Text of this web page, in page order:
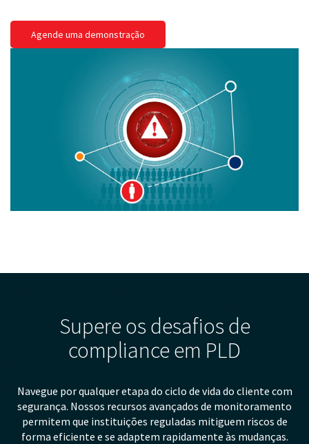
Agende uma demonstração
Supere os desafios de
compliance em PLD
Navegue por qualquer etapa do ciclo de vida do cliente com
segurança. Nossos recursos avançados de monitoramento
permitem que instituições reguladas mitiguem riscos de
forma eficiente e se adaptem rapidamente às mudanças.